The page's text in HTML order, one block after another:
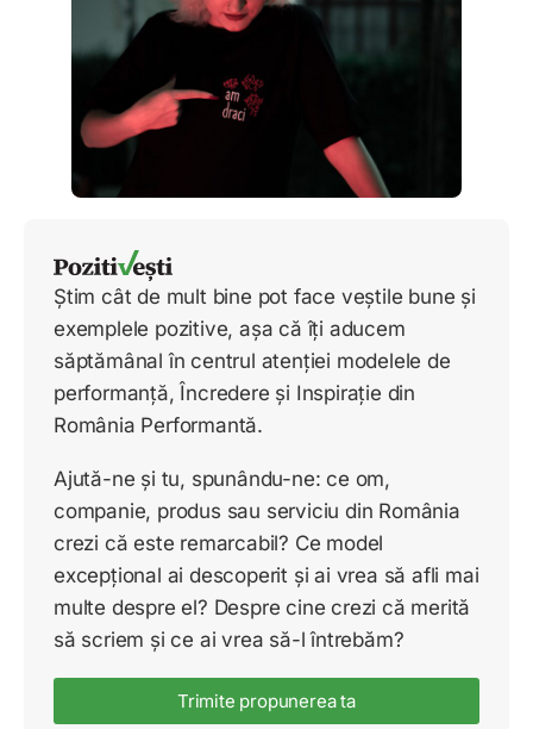
Știm cât de mult bine pot face veștile bune și
exemplele pozitive, așa că îți aducem
săptămânal în centrul atenției modelele de
performanță, Încredere și Inspirație din
România Performantă.
Ajută-ne și tu, spunându-ne: ce om,
companie, produs sau serviciu din România
crezi că este remarcabil? Ce model
excepțional ai descoperit și ai vrea să afli mai
multe despre el? Despre cine crezi că merită
să scriem și ce ai vrea să-l întrebăm?
Trimite propunerea ta